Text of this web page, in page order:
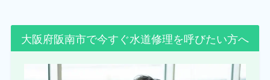
大阪府阪南市で今すぐ水道修理を呼びたい方へ